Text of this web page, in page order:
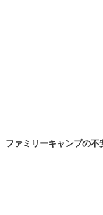
ァミリーキャンプの不